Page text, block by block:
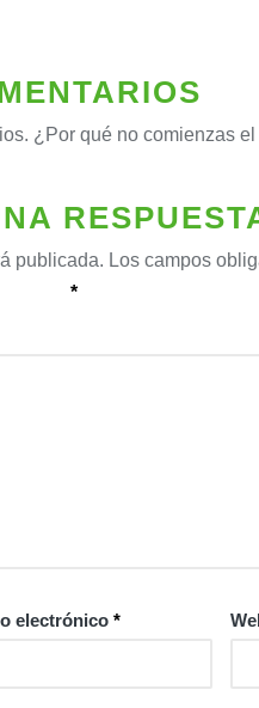
¿Por qué no comienzas
publicada. Los campos
*
electrónico *